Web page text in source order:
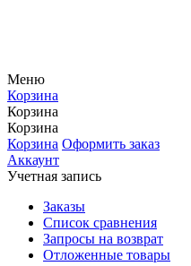
Меню
Корзина
Корзина
Корзина
Корзина Оформить заказ
Аккаунт
Учетная запись
Заказы
Список сравнения
Запросы на возврат
Отложенные товары